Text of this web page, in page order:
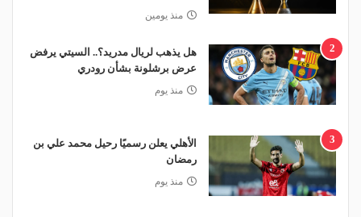
منذ يومين
2
هل يذهب لريال مدريد؟.. السيتي يرفض
عرض برشلونة بشأن رودري
منذ يوم
3
الأهلي يعلن رسميًا رحيل محمد علي بن
رمضان
منذ يوم